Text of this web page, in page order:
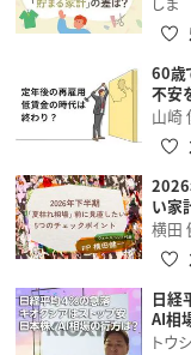
60歳
不安
山崎
2026
い家
横田
日経
AI相
トウ